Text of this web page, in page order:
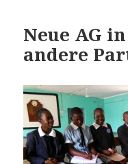
Neue AG
andere